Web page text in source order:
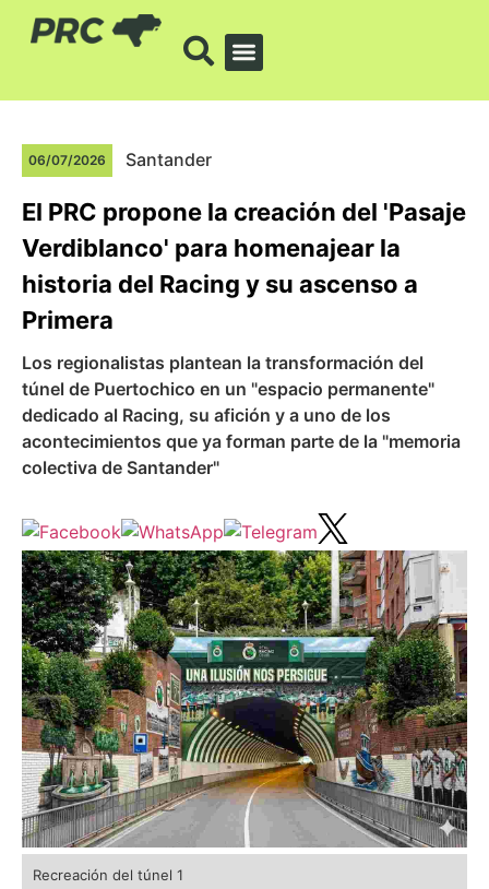
06/07/2026 Santander
El PRC propone la creación del 'Pasaje
Verdiblanco' para homenajear la
historia del Racing y su ascenso a
Primera
Los regionalistas plantean la transformación del
túnel de Puertochico en un "espacio permanente"
dedicado al Racing, su afición y a uno de los
acontecimientos que ya forman parte de la "memoria
colectiva de Santander"
Recreación del túnel 1